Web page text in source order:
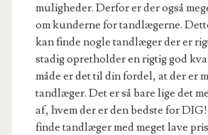
muligheder. Derfor er der også
om kunderne for tandlægerne.
kan finde nogle tandlæger der er
stadig opretholder en rigtig god
måde er det til din fordel, at der er
tandlæger. Det er så bare lige det
af, hvem der er den bedste for
finde tandlæger med meget lave